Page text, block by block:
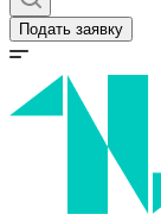
Подать заявку